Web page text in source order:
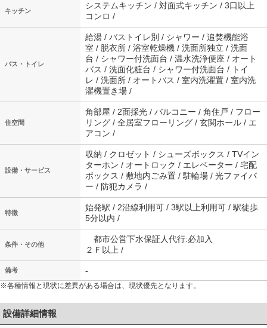
キッチン
システムキッチン / 対面式キッチン / 3口以上
コンロ /
バス・トイレ
給湯 / バストイレ別 / シャワー / 追焚機能浴
室 / 脱衣所 / 浴室乾燥機 / 洗面所独立 / 洗面
台 / シャワー付洗面台 / 温水洗浄便座 / オート
バス / 洗面化粧台 / シャワー付洗面台 / トイ
レ / 洗面所 / オートバス / 室内洗濯置 / 室内洗
濯機置き場 /
住空間
角部屋 / 2面採光 / バルコニー / 角住戸 / フロー
リング / 全居室フローリング / 玄関ホール / エ
アコン /
設備・サービス
収納 / クロゼット / シューズボックス / TVイン
ターホン / オートロック / エレベーター / 宅配
ボックス / 敷地内ごみ置 / 駐輪場 / 光ファイバ
ー / 防犯カメラ /
特徴
始発駅 / 2沿線利用可 / 3駅以上利用可 / 駅徒歩
5分以内 /
条件・その他
都市公営下水保証人代行:必加入
２Ｆ以上 /
備考 -
※各種情報と現状に差異がある場合は、現状優先となります。
設備詳細情報